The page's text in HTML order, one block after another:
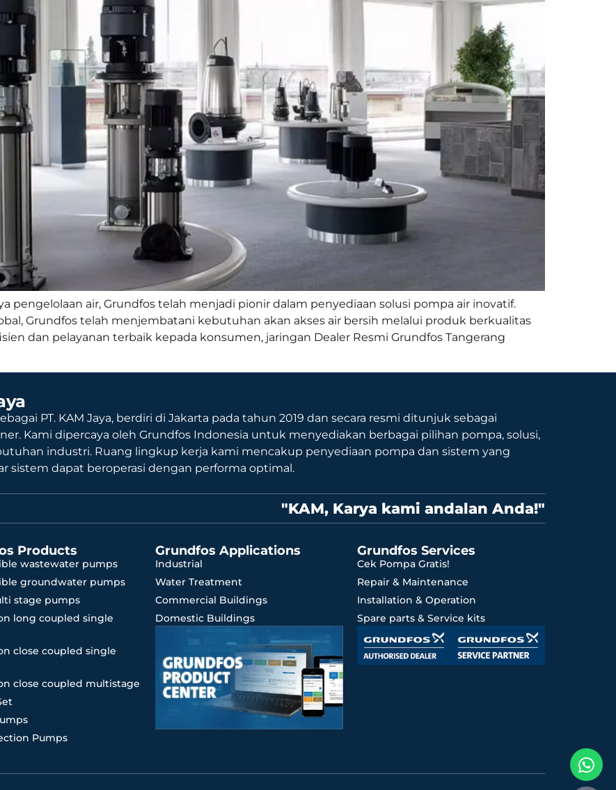
pengelolaan air, Grundfos telah menjadi pionir dalam penyediaan solusi pompa air inovatif.
Grundfos telah menjembatani kebutuhan akan akses air bersih melalui produk berkualitas
dan pelayanan terbaik kepada konsumen, jaringan Dealer Resmi Grundfos Tangerang
PT. KAM Jaya, berdiri di Jakarta pada tahun 2019 dan secara resmi ditunjuk sebagai
Kami dipercaya oleh Grundfos Indonesia untuk menyediakan berbagai pilihan pompa, solusi,
industri. Ruang lingkup kerja kami mencakup penyediaan pompa dan sistem yang
sistem dapat beroperasi dengan performa optimal.
"KAM, Karya kami andalan Anda!"
Products
wastewater pumps
groundwater pumps
stage pumps
long coupled single
close coupled single
close coupled multistage
Pumps
Grundfos Applications
Industrial
Water Treatment
Commercial Buildings
Domestic Buildings
Grundfos Services
Cek Pompa Gratis!
Repair & Maintenance
Installation & Operation
Spare parts & Service kits